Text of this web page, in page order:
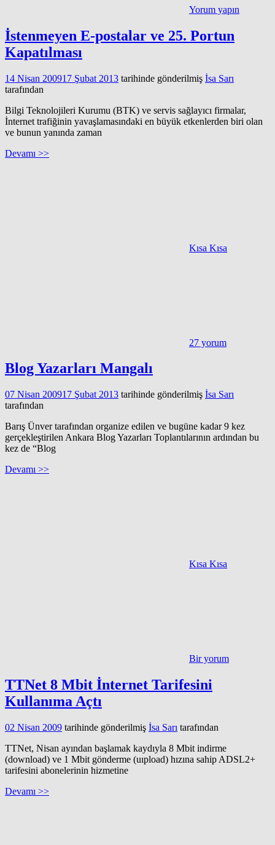
Yorum yapın
İstenmeyen E-postalar ve 25. Portun
Kapatılması
14 Nisan 200917 Şubat 2013 tarihinde gönderilmiş İsa Sarı
tarafından
Bilgi Teknolojileri Kurumu (BTK) ve servis sağlayıcı firmalar,
İnternet trafiğinin yavaşlamasındaki en büyük etkenlerden biri olan
ve bunun yanında zaman
Devamı >>
Kısa Kısa
27 yorum
Blog Yazarları Mangalı
07 Nisan 200917 Şubat 2013 tarihinde gönderilmiş İsa Sarı
tarafından
Barış Ünver tarafından organize edilen ve bugüne kadar 9 kez
gerçekleştirilen Ankara Blog Yazarları Toplantılarının ardından bu
kez de “Blog
Devamı >>
Kısa Kısa
Bir yorum
TTNet 8 Mbit İnternet Tarifesini
Kullanıma Açtı
02 Nisan 2009 tarihinde gönderilmiş İsa Sarı tarafından
TTNet, Nisan ayından başlamak kaydıyla 8 Mbit indirme
(download) ve 1 Mbit gönderme (uıpload) hızına sahip ADSL2+
tarifesini abonelerinin hizmetine
Devamı >>